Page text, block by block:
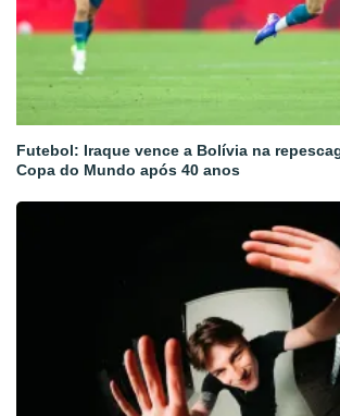
Futebol: Iraque vence a Bolívia na
Copa do Mundo após 40 anos